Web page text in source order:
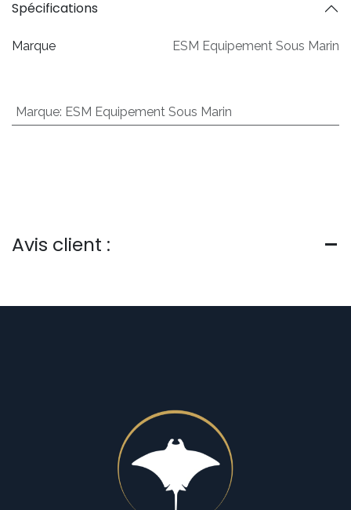
Spécifications
Marque ESM Equipement Sous Marin
Marque: ESM Equipement Sous Marin
Avis client :